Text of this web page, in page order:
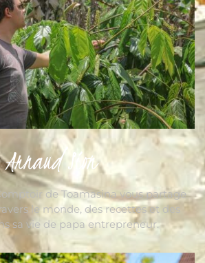
Arnaud Sion
de Toamasina vous partage
le monde, des recettes et des
sa vie de papa entrepreneur.